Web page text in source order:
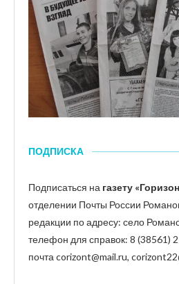
ПОДПИСКА
Подписаться на газету
отделении Почты России
редакции по адресу: село
телефон для справок: 8 (38561)
почта corizont@mail.ru,